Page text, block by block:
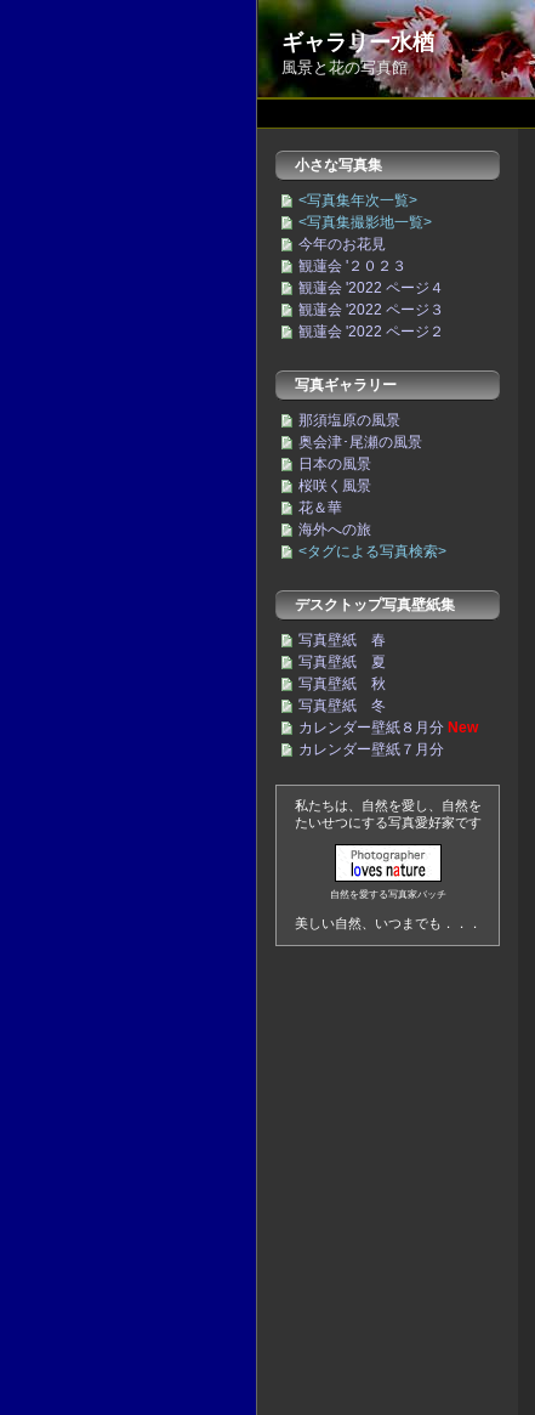
ギャラリー水楢
風景と花の写真館
小さな写真集
<写真集年次一覧>
<写真集撮影地一覧>
今年のお花見
観蓮会 '２０２３
観蓮会 '2022 ページ４
観蓮会 '2022 ページ３
観蓮会 '2022 ページ２
写真ギャラリー
那須塩原の風景
奥会津･尾瀬の風景
日本の風景
桜咲く風景
花＆華
海外への旅
<タグによる写真検索>
デスクトップ写真壁紙集
写真壁紙 春
写真壁紙 夏
写真壁紙 秋
写真壁紙 冬
カレンダー壁紙８月分 New
カレンダー壁紙７月分
私たちは、自然を愛し、自然を
たいせつにする写真愛好家です
自然を愛する写真家バッチ
美しい自然、いつまでも．．．